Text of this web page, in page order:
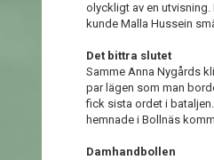
olyckligt av en
kunde Malla Hussein
Det bittra slutet
Samme Anna Nygårds
par lägen som man
fick sista ordet i
hemnade i Bollnäs
Damhandbollen